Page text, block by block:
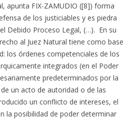
apunta FIX-ZAMUDIO ([8]) forma
de los justiciables y es piedra
Debido Proceso Legal, (…). En su
al Juez Natural tiene como base
los órdenes competenciales de los
integrados (en el Poder
predeterminados por la
un acto de autoridad o de las
un conflicto de intereses, el
la posibilidad de poder determinar